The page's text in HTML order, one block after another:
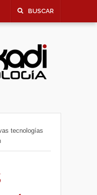
BUSCAR
tecnologías